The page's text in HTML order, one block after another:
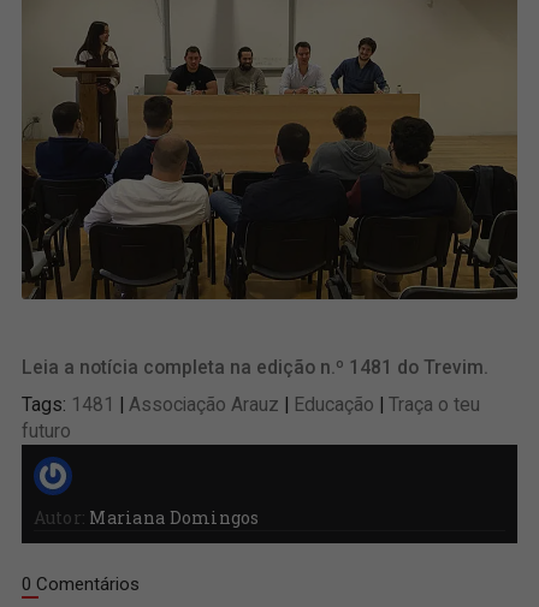
Leia a notícia completa na edição n.º 1481 do Trevim.
Tags: 1481 Associação Arauz Educação
Traça o teu
futuro
Autor: Mariana Domingos
0 Comentários